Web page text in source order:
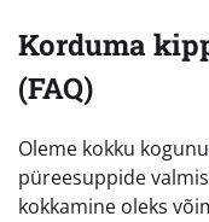
Korduma
(FAQ)
Oleme kokku
püreesuppide
kokkamine oleks